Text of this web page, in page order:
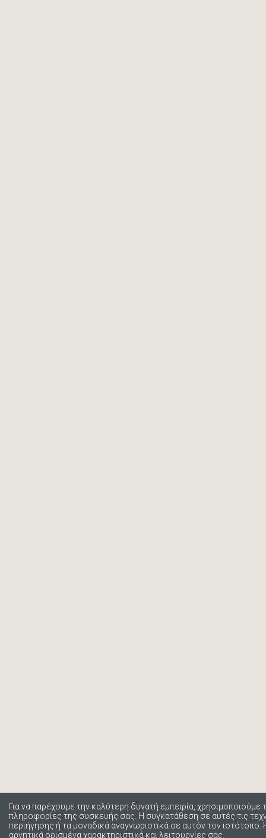
Για να παρέχουμε την καλύτερη δυνατή εμπειρία,
πληροφορίες της συσκευής σας. Η συγκατάθεση σε αυτές τις
περιήγησης ή τα μοναδικά αναγνωριστικά σε αυτόν τον
αρνητικά ορισμένα χαρακτηριστικά και λειτουργίες σας.